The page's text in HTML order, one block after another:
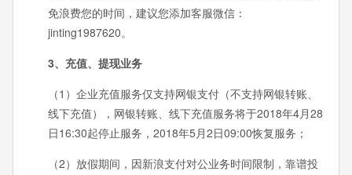
免浪费您的时间，建议您添加客服微信：
jinting1987620。
3、充值、提现业务
（1）企业充值服务仅支持网银支付（不支持网银转账、
线下充值），网银转账、线下充值服务将于2018年4月28
日16:30起停止服务，2018年5月2日09:00恢复服务；
（2）放假期间，因新浪支付对公业务时间限制，靠谱投